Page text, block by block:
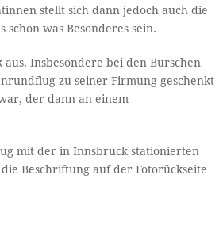
stellt sich dann jedoch auch die
was Besonderes sein.
Insbesondere bei den Burschen
zu seiner Firmung geschenkt
der dann an einem
mit der in Innsbruck stationierten
Beschriftung auf der Fotorückseite